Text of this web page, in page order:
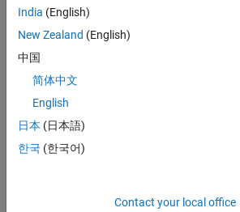
く反
れて
いな
かっ
で、
再
度、
India (English)
New Zealand (English)
中国
简体中文
English
日本 (日本語)
한국 (한국어)
Contact your local office